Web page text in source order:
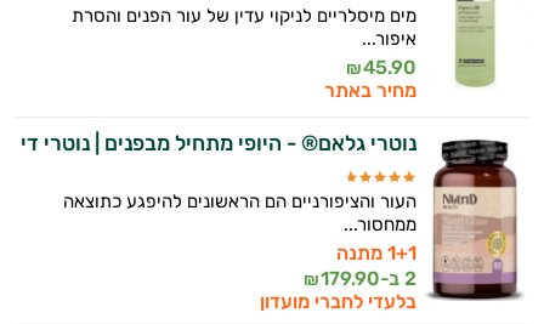
מים מיסלריים לניקוי עדין של עור הפנים והסרת
איפור...
45.90
₪
מחיר באתר
נוטרי גלאם® - היופי מתחיל מבפנים | נוטרי די
העור והציפורניים הם הראשונים להיפגע כתוצאה
ממחסור...
1+1 מתנה
2 ב-
179.90
₪
בלעדי לחברי מועדון
אישיות מבוססות מדעית.
זה הזמן להתחיל. איך אוכל לעזור?